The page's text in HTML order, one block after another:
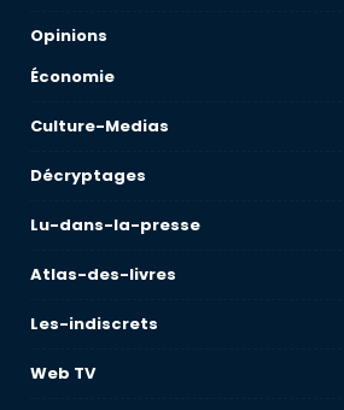
Opinions
Économie
Culture-Medias
Décryptages
Lu-dans-la-presse
Atlas-des-livres
Les-indiscrets
Web TV